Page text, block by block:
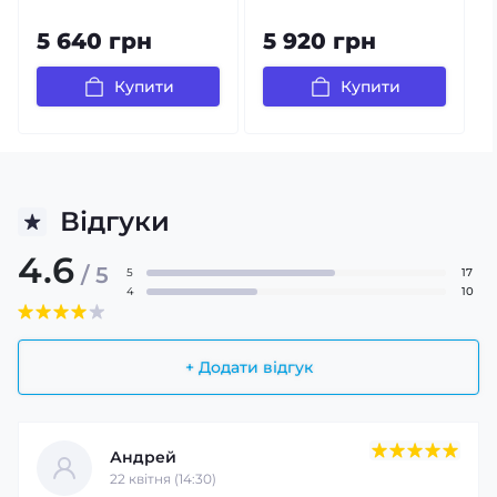
5 640 грн
Купити
5 920 грн
Купити
Відгуки
4.6 / 5
+ Додати відгук
5
17
4
10
Андрей
22 квітня (14:30)